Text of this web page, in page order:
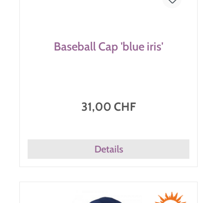
Baseball Cap 'blue iris'
31,00 CHF
Details